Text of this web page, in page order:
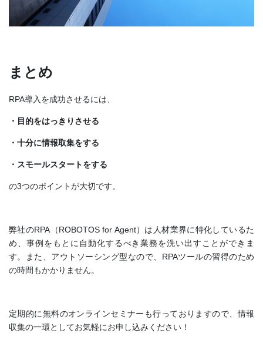
まとめ
RPA導入を成功させるには、
・目的をはっきりさせる
・十分に情報取集をする
・スモールスタートをする
の3つのポイントが大切です。
弊社のRPA（ROBOTOS for Agent）は人材業界に特化しているた
め、事例をもとに自動化するべき業務を洗い出すことができま
す。また、アウトソーシング型なので、RPAツールの習得のため
の時間もかかりません。
定期的に無料のオンラインセミナーも行っておりますので、情報
収集の一環としてお気軽にお申し込みください！